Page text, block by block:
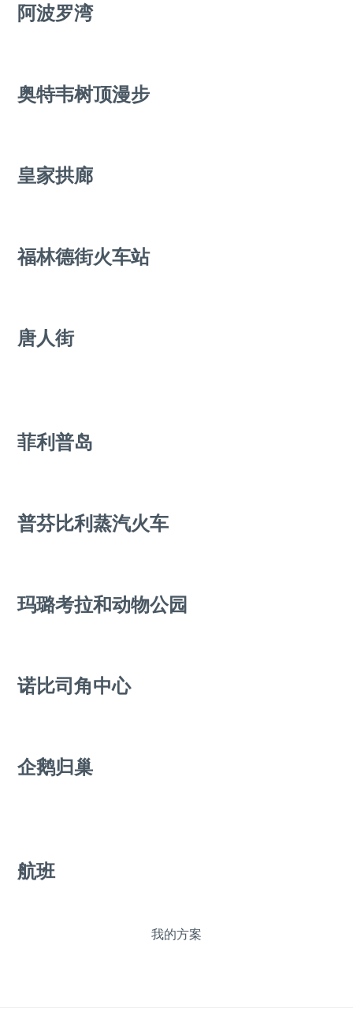
阿波罗湾
奥特韦树顶漫步
皇家拱廊
福林德街火车站
唐人街
菲利普岛
普芬比利蒸汽火车
玛璐考拉和动物公园
诺比司角中心
企鹅归巢
航班
我的方案